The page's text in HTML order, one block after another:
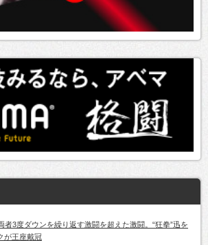
者3度ダウンを繰り返す激闘を超えた激闘。“狂拳”迅を
が王座戴冠